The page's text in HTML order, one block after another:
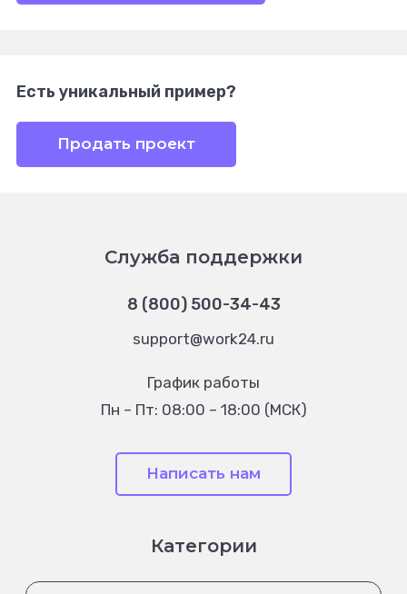
Есть уникальный пример?
Продать проект
Служба поддержки
8 (800) 500-34-43
support@work24.ru
График работы
Пн – Пт: 08:00 – 18:00 (МСК)
Написать нам
Категории